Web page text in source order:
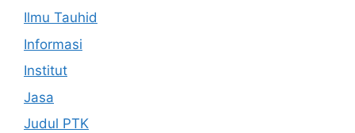
Ilmu Tauhid
Informasi
Institut
Jasa
Judul PTK